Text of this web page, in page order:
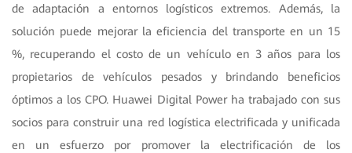
de adaptación a entornos logísticos extremos. Además, la
solución puede mejorar la eficiencia del transporte en un 15
%, recuperando el costo de un vehículo en 3 años para los
propietarios de vehículos pesados y brindando beneficios
óptimos a los CPO. Huawei Digital Power ha trabajado con sus
socios para construir una red logística electrificada y unificada
en un esfuerzo por promover la electrificación de los